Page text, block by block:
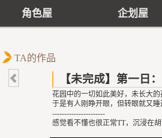
角色屋 企划屋
TA的作品
【未完成】第一日
花园中的一切如此美好，未长大
于是有人刚睁开眼，但转眼就又睡
----------------------
感觉看不懂也很正常TT，沉浸在